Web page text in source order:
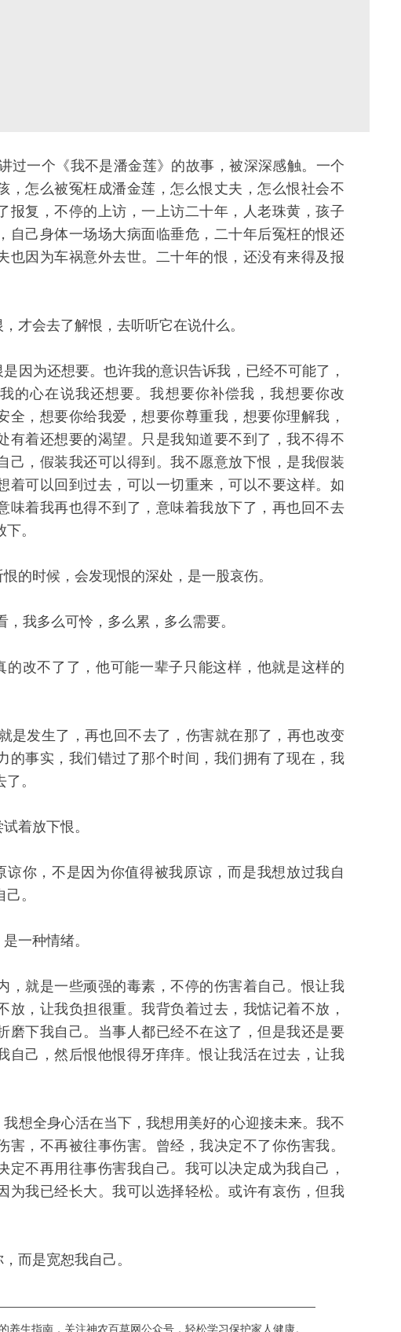
过一个《我不是潘金莲》的故事，被深深感触。一个
，怎么被冤枉成潘金莲，怎么恨丈夫，怎么恨社会不
报复，不停的上访，一上访二十年，人老珠黄，孩子
自己身体一场场大病面临垂危，二十年后冤枉的恨还
也因为车祸意外去世。二十年的恨，还没有来得及报
才会去了解恨，去听听它在说什么。
因为还想要。也许我的意识告诉我，已经不可能了，
的心在说我还想要。我想要你补偿我，我想要你改
全，想要你给我爱，想要你尊重我，想要你理解我，
有着还想要的渴望。只是我知道要不到了，我不得不
己，假装我还可以得到。我不愿意放下恨，是我假装
着可以回到过去，可以一切重来，可以不要这样。如
味着我再也得不到了，意味着我放下了，再也回不去
。
的时候，会发现恨的深处，是一股哀伤。
我多么可怜，多么累，多么需要。
的改不了了，他可能一辈子只能这样，他就是这样的
是发生了，再也回不去了，伤害就在那了，再也改变
的事实，我们错过了那个时间，我们拥有了现在，我
。
着放下恨。
谅你，不是因为你值得被我原谅，而是我想放过我自
己。
一种情绪。
，就是一些顽强的毒素，不停的伤害着自己。恨让我
放，让我负担很重。我背负着过去，我惦记着不放，
磨下我自己。当事人都已经不在这了，但是我还是要
自己，然后恨他恨得牙痒痒。恨让我活在过去，让我
想全身心活在当下，我想用美好的心迎接未来。我不
害，不再被往事伤害。曾经，我决定不了你伤害我。
定不再用往事伤害我自己。我可以决定成为我自己，
为我已经长大。我可以选择轻松。或许有哀伤，但我
而是宽恕我自己。
养生指南，关注神农百草网公众号，轻松学习保护家人健康。